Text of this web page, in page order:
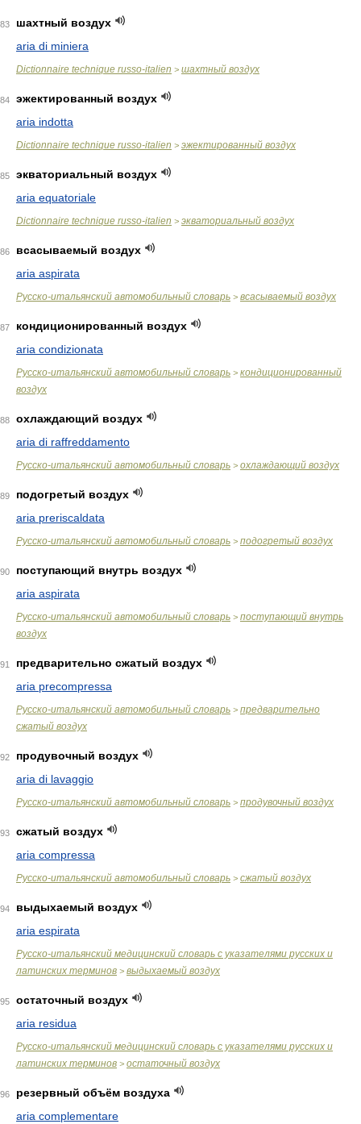
83
шахтный воздух
aria di miniera
Dictionnaire technique russo-italien > шахтный воздух
84
эжектированный воздух
aria indotta
Dictionnaire technique russo-italien > эжектированный воздух
85
экваториальный воздух
aria equatoriale
Dictionnaire technique russo-italien > экваториальный воздух
86
всасываемый воздух
aria aspirata
Русско-итальянский автомобильный словарь > всасываемый воздух
87
кондиционированный воздух
aria condizionata
Русско-итальянский автомобильный словарь > кондиционированный
воздух
88
охлаждающий воздух
aria di raffreddamento
Русско-итальянский автомобильный словарь > охлаждающий воздух
89
подогретый воздух
aria preriscaldata
Русско-итальянский автомобильный словарь > подогретый воздух
90
поступающий внутрь воздух
aria aspirata
Русско-итальянский автомобильный словарь > поступающий внутрь
воздух
91
предварительно сжатый воздух
aria precompressa
Русско-итальянский автомобильный словарь > предварительно
сжатый воздух
92
продувочный воздух
aria di lavaggio
Русско-итальянский автомобильный словарь > продувочный воздух
93
сжатый воздух
aria compressa
Русско-итальянский автомобильный словарь > сжатый воздух
94
выдыхаемый воздух
aria espirata
Русско-итальянский медицинский словарь с указателями русских и
латинских терминов > выдыхаемый воздух
95
остаточный воздух
aria residua
Русско-итальянский медицинский словарь с указателями русских и
латинских терминов > остаточный воздух
96
резервный объём воздуха
aria complementare